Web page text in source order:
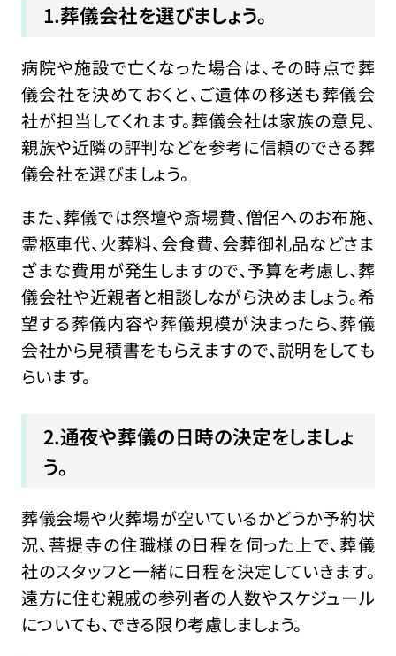
1.葬儀会社を選びましょう。
病院や施設で亡くなった場合は、その時点で葬
儀会社を決めておくと、ご遺体の移送も葬儀会
社が担当してくれます。葬儀会社は家族の意見、
親族や近隣の評判などを参考に信頼のできる葬
儀会社を選びましょう。
また、葬儀では祭壇や斎場費、僧侶へのお布施、
霊柩車代、火葬料、会食費、会葬御礼品などさま
ざまな費用が発生しますので、予算を考慮し、葬
儀会社や近親者と相談しながら決めましょう。希
望する葬儀内容や葬儀規模が決まったら、葬儀
会社から見積書をもらえますので、説明をしても
らいます。
2.通夜や葬儀の日時の決定をしましょ
う。
葬儀会場や火葬場が空いているかどうか予約状
況、菩提寺の住職様の日程を伺った上で、葬儀
社のスタッフと一緒に日程を決定していきます。
遠方に住む親戚の参列者の人数やスケジュール
についても、できる限り考慮しましょう。